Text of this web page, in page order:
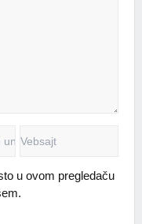
u ovom pregledaču